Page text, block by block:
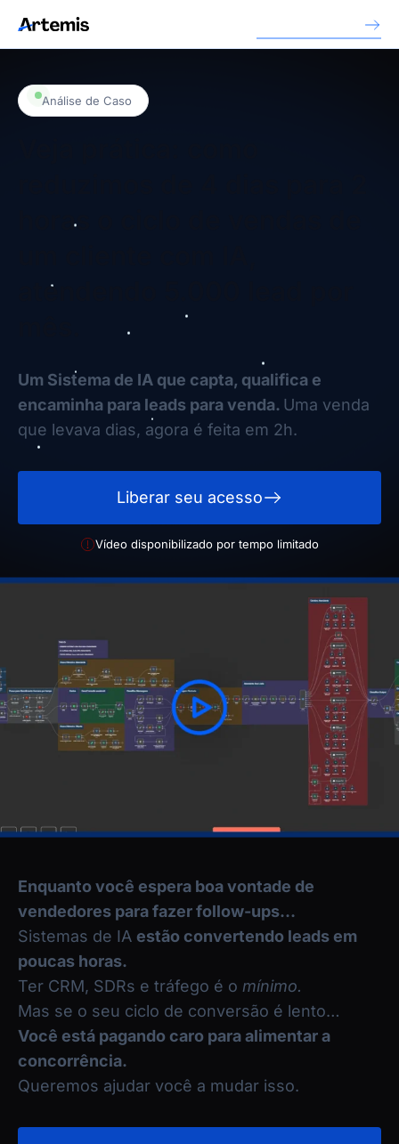
Análise de Caso
horas o ciclo de vendas de
atendendo 5.000 lead por
Um Sistema de IA que capta, qualifica e
encaminha para leads para venda. Uma venda
que levava dias, agora é feita em 2h.
Liberar seu acesso
Vídeo disponibilizado por tempo limitado
Enquanto você espera boa vontade de
vendedores para fazer follow-ups…
Sistemas de IA estão convertendo leads em
poucas horas.
Ter CRM, SDRs e tráfego é o mínimo.
Mas se o seu ciclo de conversão é lento…
Você está pagando caro para alimentar a
concorrência.
Queremos ajudar você a mudar isso.